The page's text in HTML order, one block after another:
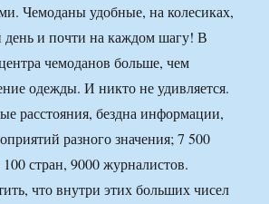
Чемоданы удобные, на колесиках,
и почти на каждом шагу! В
чемоданов больше, чем
одежды. И никто не удивляется.
расстояния, бездна информации,
разного значения; 7 500
стран, 9000 журналистов.
что внутри этих больших чисел